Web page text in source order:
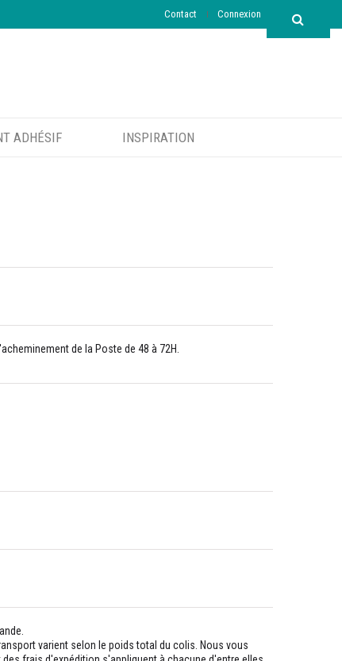
Contact Connexion
ADHÉSIF INSPIRATION
de la Poste de 48 à 72H.
varient selon le poids total du colis. Nous vous